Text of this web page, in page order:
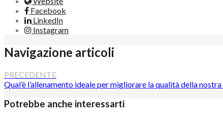
Facebook
LinkedIn
Instagram
Navigazione articoli
PRECEDENTE
Qual’è l’allenamento ideale per migliorare la qualità della
Potrebbe anche interessarti